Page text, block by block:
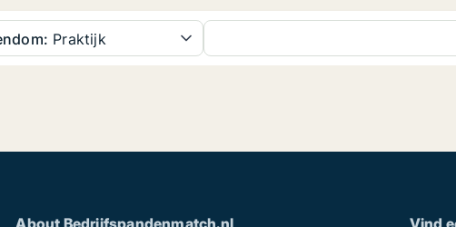
Praktijk
About Bedrijfspandenmatch.nl Vind